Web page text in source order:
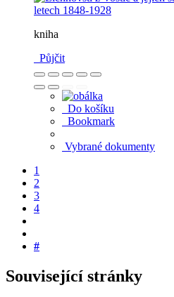
kniha
Půjčit
Do košíku
Bookmark
Vybrané dokumenty
1
2
3
4
#
Související stránky